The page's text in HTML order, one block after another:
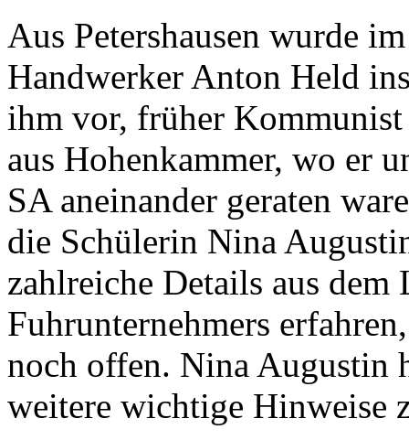
Aus Petershausen wurde
Handwerker Anton Held
ihm vor, früher Kommunist
aus Hohenkammer, wo er
SA aneinander geraten
die Schülerin Nina
zahlreiche Details aus dem
Fuhrunternehmers
noch offen. Nina Augustin
weitere wichtige Hinweise